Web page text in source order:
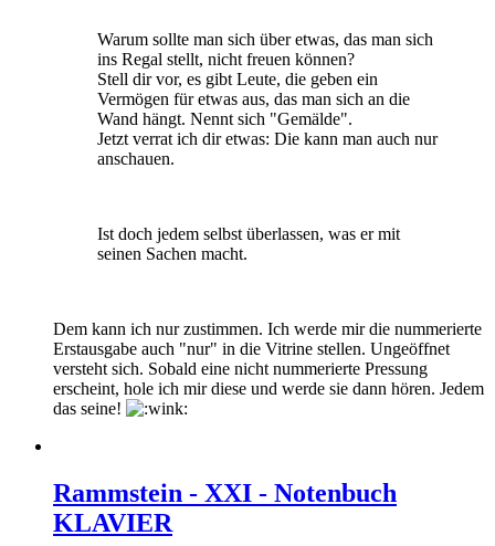
Warum sollte man sich über etwas, das man sich
ins Regal stellt, nicht freuen können?
Stell dir vor, es gibt Leute, die geben ein
Vermögen für etwas aus, das man sich an die
Wand hängt. Nennt sich "Gemälde".
Jetzt verrat ich dir etwas: Die kann man auch nur
anschauen.
Ist doch jedem selbst überlassen, was er mit
seinen Sachen macht.
Dem kann ich nur zustimmen. Ich werde mir die nummerierte
Erstausgabe auch "nur" in die Vitrine stellen. Ungeöffnet
versteht sich. Sobald eine nicht nummerierte Pressung
erscheint, hole ich mir diese und werde sie dann hören. Jedem
das seine!
Rammstein - XXI - Notenbuch
KLAVIER